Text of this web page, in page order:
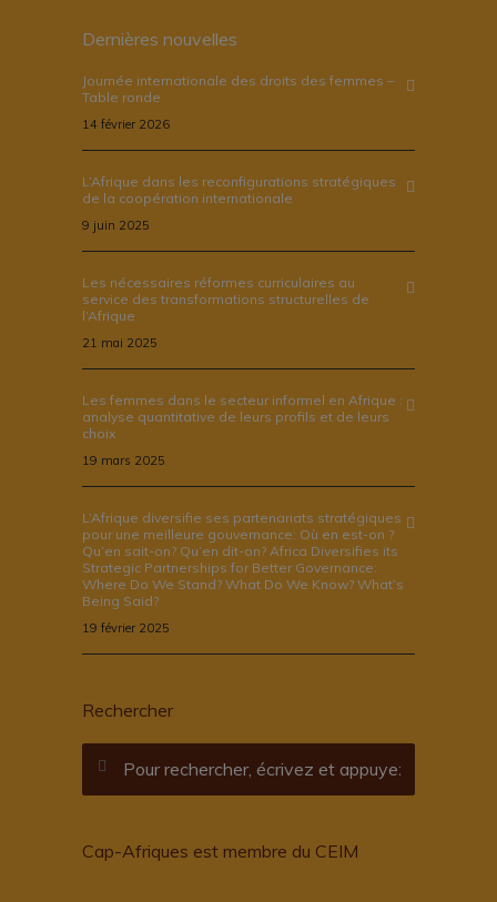
Dernières nouvelles
Journée internationale des droits des femmes –
Table ronde
14 février 2026
L’Afrique dans les reconfigurations stratégiques
de la coopération internationale
9 juin 2025
Les nécessaires réformes curriculaires au
service des transformations structurelles de
l’Afrique
21 mai 2025
Les femmes dans le secteur informel en Afrique :
analyse quantitative de leurs profils et de leurs
choix
19 mars 2025
L’Afrique diversifie ses partenariats stratégiques
pour une meilleure gouvernance: Où en est-on ?
Qu’en sait-on? Qu’en dit-on? Africa Diversifies its
Strategic Partnerships for Better Governance:
Where Do We Stand? What Do We Know? What’s
Being Said?
19 février 2025
Rechercher
Cap-Afriques est membre du CEIM